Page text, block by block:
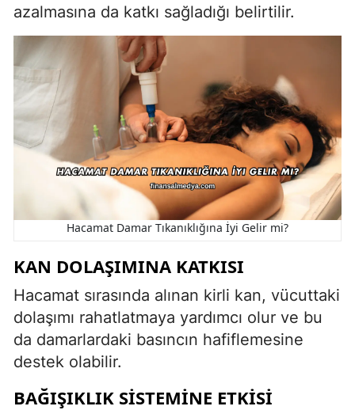
azalmasına da katkı sağladığı belirtilir.
Hacamat Damar Tıkanıklığına İyi Gelir mi?
KAN DOLAŞIMINA KATKISI
Hacamat sırasında alınan kirli kan, vücuttaki
dolaşımı rahatlatmaya yardımcı olur ve bu
da damarlardaki basıncın hafiflemesine
destek olabilir.
BAĞIŞIKLIK SISTEMINE ETKISI